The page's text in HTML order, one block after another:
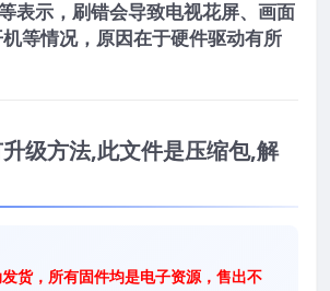
表示，刷错会导致电视花屏、画面
等情况，原因在于硬件驱动有所
级方法,此文件是压缩包,解
货，所有固件均是电子资源，售出不